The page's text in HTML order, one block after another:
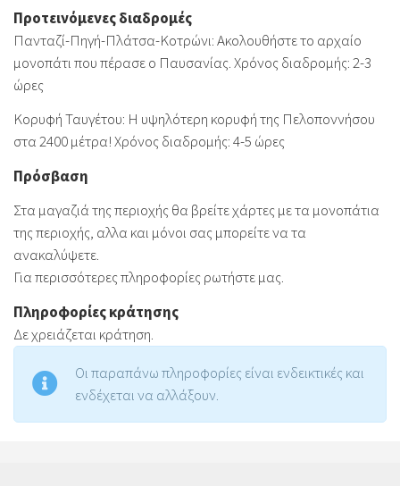
Προτεινόμενες διαδρομές
Πανταζί-Πηγή-Πλάτσα-Κοτρώνι: Ακολουθήστε το αρχαίο
μονοπάτι που πέρασε ο Παυσανίας. Χρόνος διαδρομής: 2-3
ώρες
Κορυφή Ταυγέτου: Η υψηλότερη κορυφή της Πελοποννήσου
στα 2400 μέτρα! Χρόνος διαδρομής: 4-5 ώρες
Πρόσβαση
Στα μαγαζιά της περιοχής θα βρείτε χάρτες με τα μονοπάτια
της περιοχής, αλλα και μόνοι σας μπορείτε να τα
ανακαλύψετε.
Για περισσότερες πληροφορίες ρωτήστε μας.
Πληροφορίες κράτησης
Δε χρειάζεται κράτηση.
Οι παραπάνω πληροφορίες είναι ενδεικτικές και
ενδέχεται να αλλάξουν.